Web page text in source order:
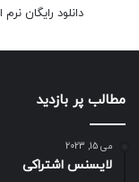
دانلود رایگان نرم
مطالب پر بازدید
می 15, 2023
لایسنس اشتراکی